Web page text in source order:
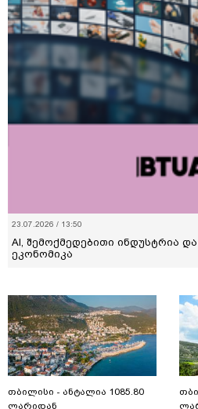
23.07.2026 / 13:50
AI, შემოქმედებითი ინდუსტრია
ეკონომიკა
თბილისი - ანტალია 1085.80
ლარიდან